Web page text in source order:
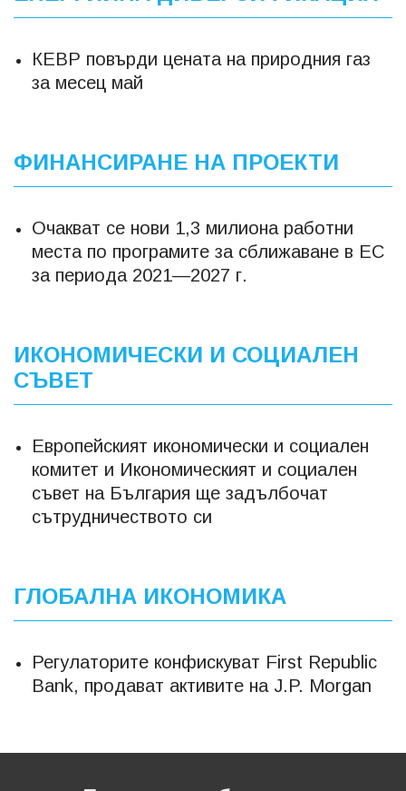
КЕВР повърди цената на природния газ
за месец май
ФИНАНСИРАНЕ НА ПРОЕКТИ
Очакват се нови 1,3 милиона работни
места по програмите за сближаване в ЕС
за периода 2021—2027 г.
ИКОНОМИЧЕСКИ И СОЦИАЛЕН
СЪВЕТ
Европейският икономически и социален
комитет и Икономическият и социален
съвет на България ще задълбочат
сътрудничеството си
ГЛОБАЛНА ИКОНОМИКА
Регулаторите конфискуват First Republic
Bank, продават активите на J.P. Morgan